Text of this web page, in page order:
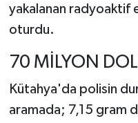
yakalanan radyoaktif
oturdu.
70 MİLYON
Kütahya'da polisin
aramada; 7,15 gram